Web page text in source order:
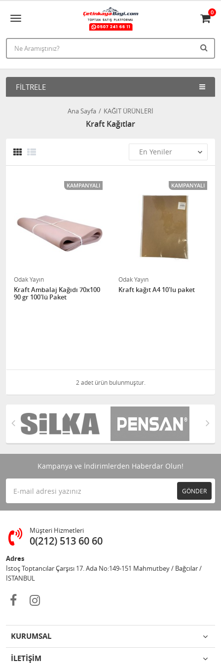
0
FILTRELE
Ana Sayfa KAĞIT ÜRÜNLERİ
Kraft Kağıtlar
KAMPANYALI
Odak Yayın
Kraft Ambalaj Kağıdı 70x100
90 gr 100'lü Paket
KAMPANYALI
Odak Yayın
Kraft kağıt A4 10'lu paket
2 adet ürün bulunmuştur.
Kampanya ve İndirimlerden Haberdar Olun!
GÖNDER
Müşteri Hizmetleri
0(212) 513 60 60
Adres
İstoç Toptancılar Çarşısı 17. Ada No:149-151 Mahmutbey / Bağcılar /
İSTANBUL
KURUMSAL
İLETİŞİM